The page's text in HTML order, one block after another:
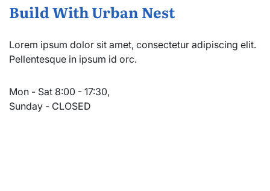
Build With Urban Nest
Lorem ipsum dolor sit amet, consectetur adipiscing elit.
Pellentesque in ipsum id orc.
Mon - Sat 8:00 - 17:30,
Sunday - CLOSED